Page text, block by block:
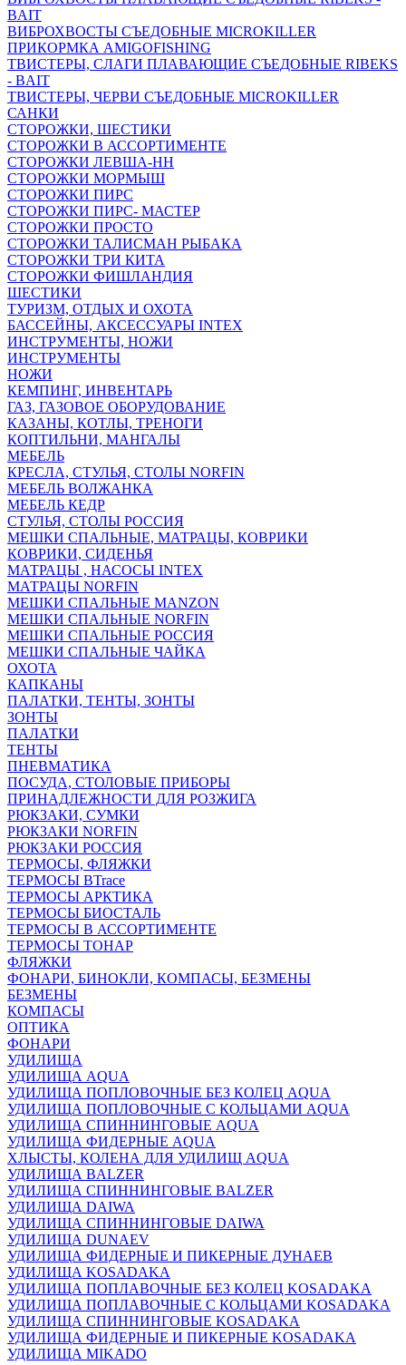
BAIT
ВИБРОХВОСТЫ СЪЕДОБНЫЕ MICROKILLER
ПРИКОРМКА AMIGOFISHING
ТВИСТЕРЫ, СЛАГИ ПЛАВАЮЩИЕ СЪЕДОБНЫЕ RIBEKS
- BAIT
ТВИСТЕРЫ, ЧЕРВИ СЪЕДОБНЫЕ MICROKILLER
САНКИ
СТОРОЖКИ, ШЕСТИКИ
СТОРОЖКИ В АССОРТИМЕНТЕ
СТОРОЖКИ ЛЕВША-НН
СТОРОЖКИ МОРМЫШ
СТОРОЖКИ ПИРС
СТОРОЖКИ ПИРС- МАСТЕР
СТОРОЖКИ ПРОСТО
СТОРОЖКИ ТАЛИСМАН РЫБАКА
СТОРОЖКИ ТРИ КИТА
СТОРОЖКИ ФИШЛАНДИЯ
ШЕСТИКИ
ТУРИЗМ, ОТДЫХ И ОХОТА
БАССЕЙНЫ, АКСЕССУАРЫ INTEX
ИНСТРУМЕНТЫ, НОЖИ
ИНСТРУМЕНТЫ
НОЖИ
КЕМПИНГ, ИНВЕНТАРЬ
ГАЗ, ГАЗОВОЕ ОБОРУДОВАНИЕ
КАЗАНЫ, КОТЛЫ, ТРЕНОГИ
КОПТИЛЬНИ, МАНГАЛЫ
МЕБЕЛЬ
КРЕСЛА, СТУЛЬЯ, СТОЛЫ NORFIN
МЕБЕЛЬ ВОЛЖАНКА
МЕБЕЛЬ КЕДР
СТУЛЬЯ, СТОЛЫ РОССИЯ
МЕШКИ СПАЛЬНЫЕ, МАТРАЦЫ, КОВРИКИ
КОВРИКИ, СИДЕНЬЯ
МАТРАЦЫ , НАСОСЫ INTEX
МАТРАЦЫ NORFIN
МЕШКИ СПАЛЬНЫЕ MANZON
МЕШКИ СПАЛЬНЫЕ NORFIN
МЕШКИ СПАЛЬНЫЕ РОССИЯ
МЕШКИ СПАЛЬНЫЕ ЧАЙКА
ОХОТА
КАПКАНЫ
ПАЛАТКИ, ТЕНТЫ, ЗОНТЫ
ЗОНТЫ
ПАЛАТКИ
ТЕНТЫ
ПНЕВМАТИКА
ПОСУДА, СТОЛОВЫЕ ПРИБОРЫ
ПРИНАДЛЕЖНОСТИ ДЛЯ РОЗЖИГА
РЮКЗАКИ, СУМКИ
РЮКЗАКИ NORFIN
РЮКЗАКИ РОССИЯ
ТЕРМОСЫ, ФЛЯЖКИ
ТЕРМОСЫ BTrace
ТЕРМОСЫ АРКТИКА
ТЕРМОСЫ БИОСТАЛЬ
ТЕРМОСЫ В АССОРТИМЕНТЕ
ТЕРМОСЫ ТОНАР
ФЛЯЖКИ
ФОНАРИ, БИНОКЛИ, КОМПАСЫ, БЕЗМЕНЫ
БЕЗМЕНЫ
КОМПАСЫ
ОПТИКА
ФОНАРИ
УДИЛИЩА
УДИЛИЩА AQUA
УДИЛИЩА ПОПЛОВОЧНЫЕ БЕЗ КОЛЕЦ AQUA
УДИЛИЩА ПОПЛОВОЧНЫЕ С КОЛЬЦАМИ AQUA
УДИЛИЩА СПИННИНГОВЫЕ AQUA
УДИЛИЩА ФИДЕРНЫЕ AQUA
ХЛЫСТЫ, КОЛЕНА ДЛЯ УДИЛИЩ AQUA
УДИЛИЩА BALZER
УДИЛИЩА СПИННИНГОВЫЕ BALZER
УДИЛИЩА DAIWA
УДИЛИЩА СПИННИНГОВЫЕ DAIWA
УДИЛИЩА DUNAEV
УДИЛИЩА ФИДЕРНЫЕ И ПИКЕРНЫЕ ДУНАЕВ
УДИЛИЩА KOSADAKA
УДИЛИЩА ПОПЛАВОЧНЫЕ БЕЗ КОЛЕЦ KOSADAKA
УДИЛИЩА ПОПЛАВОЧНЫЕ С КОЛЬЦАМИ KOSADAKA
УДИЛИЩА СПИННИНГОВЫЕ KOSADAKA
УДИЛИЩА ФИДЕРНЫЕ И ПИКЕРНЫЕ KOSADAKA
УДИЛИЩА MIKADO